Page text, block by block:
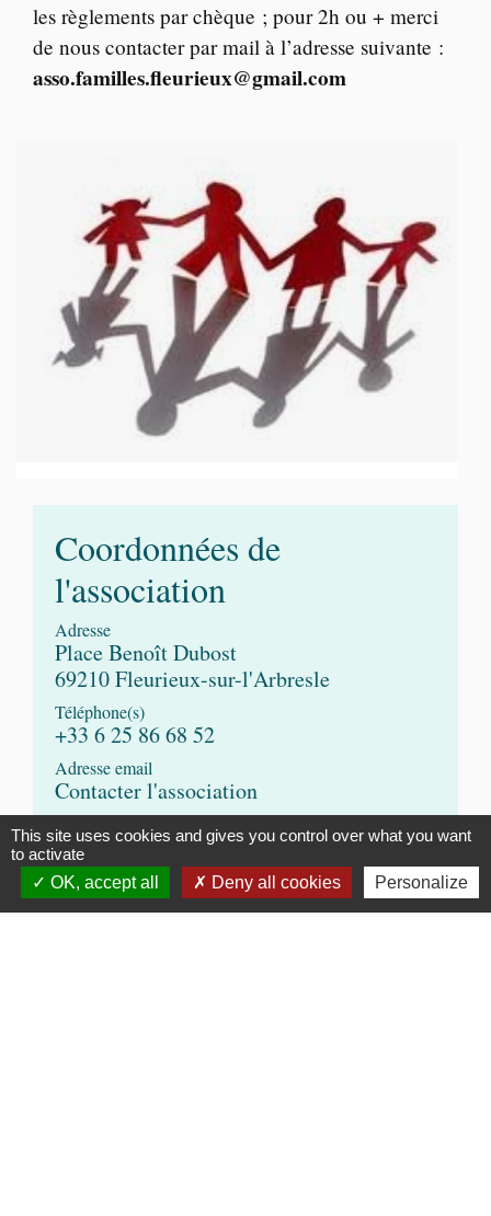
les règlements par chèque ; pour 2h ou + merci
de nous contacter par mail à l’adresse suivante :
asso.familles.fleurieux@gmail.com
Coordonnées de
l'association
Adresse
Place Benoît Dubost
69210 Fleurieux-sur-l'Arbresle
Téléphone(s)
+33 6 25 86 68 52
Adresse email
Contacter l'association
-
Réseaux sociaux
-
This site uses cookies and gives you control over what you want
to activate
OK, accept all
Deny all cookies Personalize